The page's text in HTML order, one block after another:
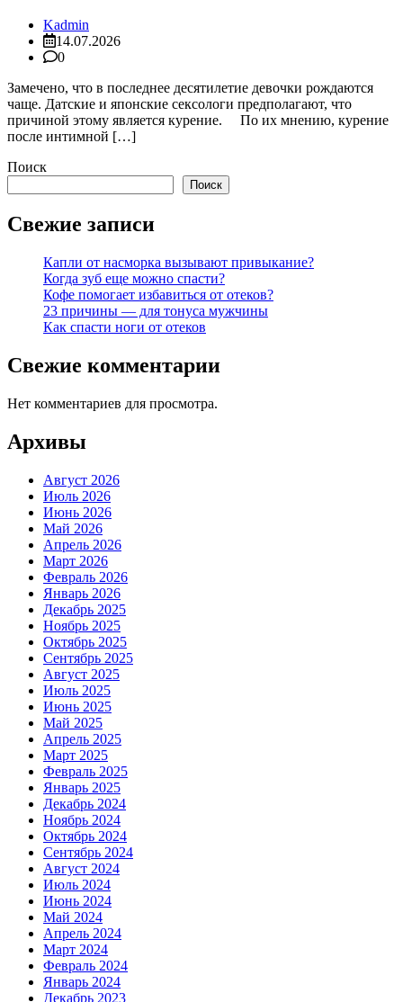
Kadmin
14.07.2026
0
Замечено, что в последнее десятилетие девочки рождаются
чаще. Датские и японские сексологи предполагают, что
причиной этому является курение. По их мнению, курение
после интимной […]
Поиск
Поиск
Свежие записи
Капли от насморка вызывают привыкание?
Когда зуб еще можно спасти?
Кофе помогает избавиться от отеков?
23 причины — для тонуса мужчины
Как спасти ноги от отеков
Свежие комментарии
Нет комментариев для просмотра.
Архивы
Август 2026
Июль 2026
Июнь 2026
Май 2026
Апрель 2026
Март 2026
Февраль 2026
Январь 2026
Декабрь 2025
Ноябрь 2025
Октябрь 2025
Сентябрь 2025
Август 2025
Июль 2025
Июнь 2025
Май 2025
Апрель 2025
Март 2025
Февраль 2025
Январь 2025
Декабрь 2024
Ноябрь 2024
Октябрь 2024
Сентябрь 2024
Август 2024
Июль 2024
Июнь 2024
Май 2024
Апрель 2024
Март 2024
Февраль 2024
Январь 2024
Декабрь 2023